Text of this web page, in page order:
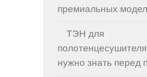
премиальных
ТЭН для
нужно знать перед